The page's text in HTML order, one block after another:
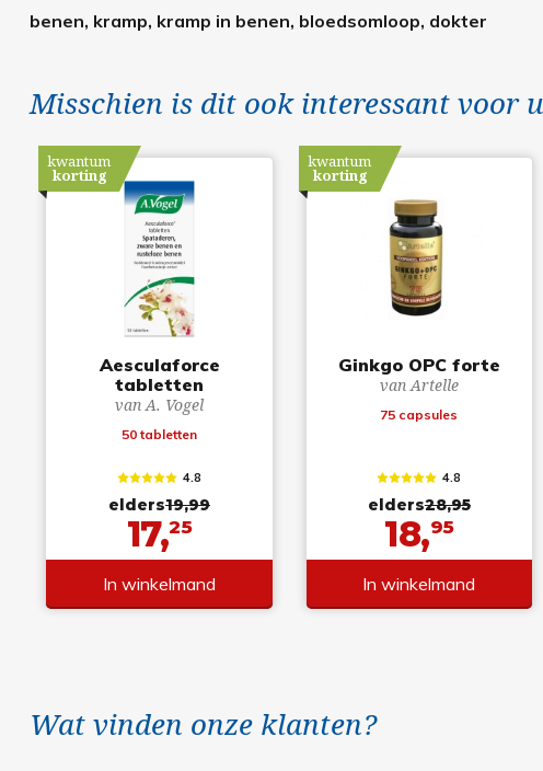
benen, kramp, kramp in benen, bloedsomloop, dokter
Misschien is dit ook interessant voor
Aesculaforce
tabletten
van A. Vogel
50 tabletten
kwantum
korting
4.8
elders19,99
17,25
In winkelmand
Ginkgo OPC forte
van Artelle
75 capsules
kwantum
korting
4.8
elders28,95
18,95
In winkelmand
Wat vinden onze klanten?